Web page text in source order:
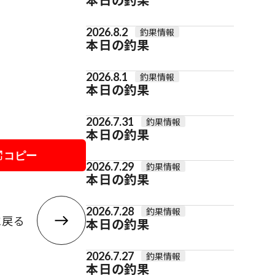
コピー
る
2026.8.2 釣果情報
本日の釣果
2026.8.1 釣果情報
本日の釣果
2026.7.31 釣果情報
本日の釣果
2026.7.29 釣果情報
本日の釣果
2026.7.28 釣果情報
本日の釣果
2026.7.27 釣果情報
本日の釣果